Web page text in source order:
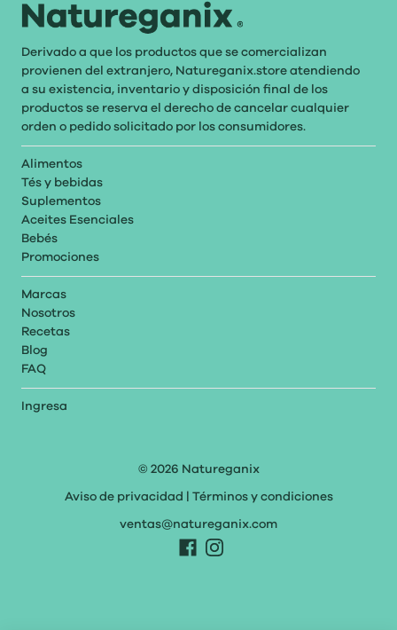
Derivado a que los productos que se comercializan
provienen del extranjero, Natureganix.store atendiendo
a su existencia, inventario y disposición final de los
productos se reserva el derecho de cancelar cualquier
orden o pedido solicitado por los consumidores.
Alimentos
Tés y bebidas
Suplementos
Aceites Esenciales
Bebés
Promociones
Marcas
Nosotros
Recetas
Blog
FAQ
Ingresa
© 2026 Natureganix
Aviso de privacidad Términos y condiciones
ventas@natureganix.com